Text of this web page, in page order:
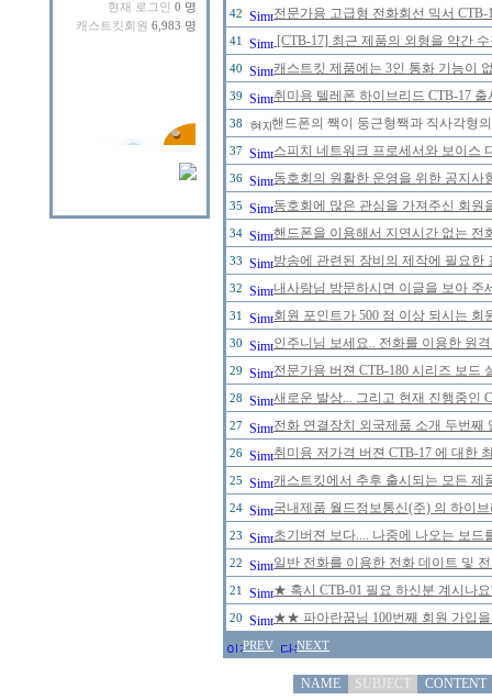
현재 로그인 0 명
캐스트킷회원 6,983 명
42 전문가용 고급형 전화회선 믹서
41 [CTB-17] 최근 제품의 외형을 약간
40 캐스트킷 제품에는 3인 통화 기능이
39 취미용 텔레폰 하이브리드 CTB-17
38 핸드폰의 짹이 둥근형짹과 직사각형
37 스피치 네트워크 프로세서와 보이스
36 동호회의 원활한 운영을 위한 공지사
35 동호회에 많은 관심을 가져주신 회
34 핸드폰을 이용해서 지연시간 없는
33 방송에 관련된 장비의 제작에 필요
32 내사랑님 방문하시면 이글을 보아 주
31 회원 포인트가 500 점 이상 되시는 회
30 인주니님 보세요.. 전화를 이용한 원
29 전문가용 버젼 CTB-180 시리즈 보드
28 새로운 발상... 그리고 현재 진행중인
27 전화 연결장치 외국제품 소개 두번째
26 취미용 저가격 버젼 CTB-17 에 대한
25 캐스트킷에서 추후 출시되는 모든
24 국내제품 월드정보통신(주) 의 하이
23 초기버젼 보다.... 나중에 나오는 보
22 일반 전화를 이용한 전화 데이트 및
21 ★ 혹시 CTB-01 필요 하신분 계시나
20 ★★ 파아란꿈님 100번째 회원 가입
PREV NEXT